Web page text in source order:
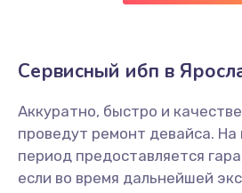
Сервисный ибп в
Аккуратно, быстро и
проведут ремонт девайса.
период предоставляется
если во время дальнейшей